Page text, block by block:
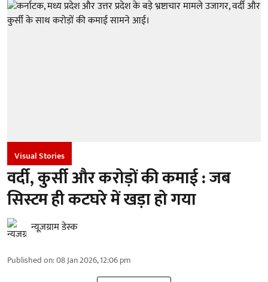
Visual Stories
वर्दी, कुर्सी और करोड़ों की कमाई : जब
सिस्टम ही कटघरे में खड़ा हो गया
न्यूज़ग्राम डेस्क
Published on:08 Jan 2026, 12:06 pm